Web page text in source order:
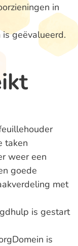
in
geëvalueerd.
taken
weer een
goede
met
is gestart
is